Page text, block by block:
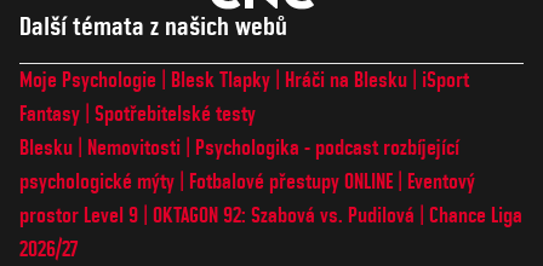
Další témata z našich webů
Moje Psychologie Blesk Tlapky Hráči na Blesku
iSport
Fantasy Spotřebitelské testy
Blesku
Nemovitosti
Psychologika - podcast rozbíjející
psychologické mýty
Fotbalové přestupy ONLINE
Eventový
prostor Level 9 OKTAGON 92: Szabová vs. Pudilová
Chance Liga
2026/27